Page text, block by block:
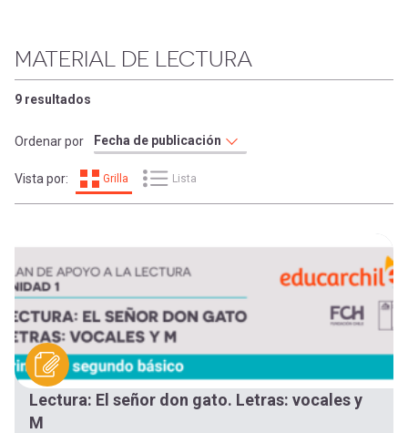
entrar
a
mi
cuenta
Comunidad
Expand
Exploración
[Educarchile
Mobile]
Menú
entrar
sesión
Regístrate
enlaces
de
ayuda
a
la
navegación
MATERIAL DE LECTURA
9 resultados
Ordenar por
Vista por: Grilla Lista
Lectura: El señor don gato. Letras: vocales y
M
registrarte.